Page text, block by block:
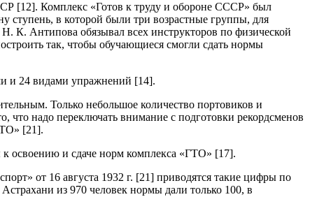
[12]. Комплекс «Готов к труду и обороне СССР» был
в которой были три возрастные группы, для
К. Антипова обязывал всех инструкторов по физической
так, чтобы обучающиеся смогли сдать нормы
и 24 видами упражнений [14].
Только небольшое количество портовиков и
надо переключать внимание с подготовки рекордсменов
[21].
освоению и сдаче норм комплекса «ГТО» [17].
от 16 августа 1932 г. [21] приводятся такие цифры по
из 970 человек нормы дали только 100, в